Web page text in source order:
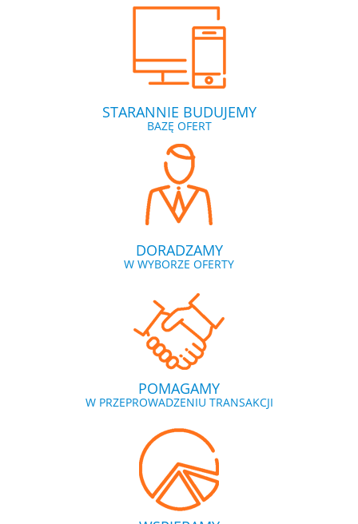
STARANNIE BUDUJEMY
BAZĘ OFERT
DORADZAMY
W WYBORZE OFERTY
POMAGAMY
W PRZEPROWADZENIU TRANSAKCJI